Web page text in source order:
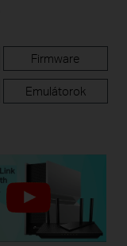
Firmware
Emulátorok